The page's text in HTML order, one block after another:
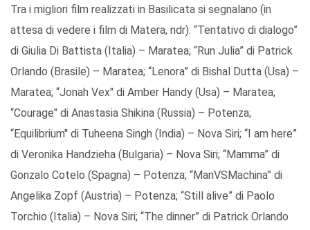
Tra i migliori film realizzati in Basilicata si segnalano (in
attesa di vedere i film di Matera, ndr): “Tentativo di dialogo”
di Giulia Di Battista (Italia) – Maratea; “Run Julia” di Patrick
Orlando (Brasile) – Maratea; “Lenora” di Bishal Dutta (Usa) –
Maratea; “Jonah Vex" di Amber Handy (Usa) – Maratea;
“Courage" di Anastasia Shikina (Russia) – Potenza;
“Equilibrium" di Tuheena Singh (India) – Nova Siri; “I am here”
di Veronika Handzieha (Bulgaria) – Nova Siri; “Mamma” di
Gonzalo Cotelo (Spagna) – Potenza; “ManVSMachina” di
Angelika Zopf (Austria) – Potenza; “Still alive” di Paolo
Torchio (Italia) – Nova Siri; “The dinner” di Patrick Orlando